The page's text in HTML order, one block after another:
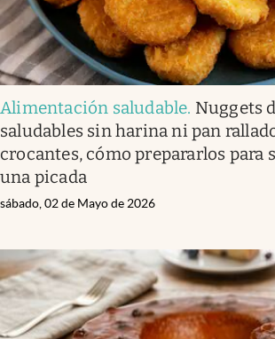
Mundial 2026
Eventos Corporativos
El Cronista Studio
Mediakit
abre en nueva pestaña
Argentina
Alimentación saludable. Nuggets
saludables sin harina ni pan
crocantes, cómo prepararlos para
una picada
sábado, 02 de Mayo de 2026